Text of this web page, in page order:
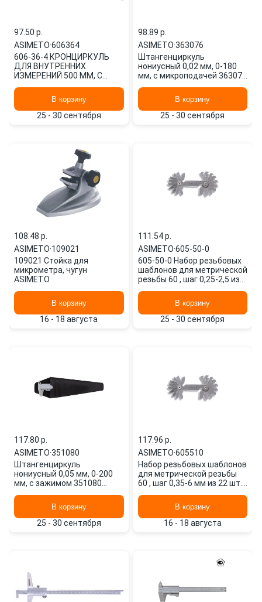
97.50 p.
ASIMETO·606364
606-36-4 КРОНЦИРКУЛЬ
ДЛЯ ВНУТРЕННИХ
ИЗМЕРЕНИЙ 500 ММ, С
В корзину
25 - 30 сентября
98.89 p.
ASIMETO·363076
Штангенциркуль
нониусный 0,02 мм, 0-180
мм, с микроподачей 363076
В корзину
25 - 30 сентября
108.48 p.
ASIMETO·109021
109021 Стойка для
микрометра, чугун
ASIMETO
В корзину
16 - 18 августа
111.54 p.
ASIMETO·605-50-0
605-50-0 Набор резьбовых
шаблонов для метрической
резьбы 60 , шаг 0,25-2,5 из
В корзину
25 - 30 сентября
117.80 p.
ASIMETO·351080
Штангенциркуль
нониусный 0,05 мм, 0-200
мм, с зажимом 351080
В корзину
25 - 30 сентября
117.96 p.
ASIMETO·605510
Набор резьбовых шаблонов
для метрической резьбы
60 , шаг 0,35-6 мм из 22 шт.
В корзину
16 - 18 августа